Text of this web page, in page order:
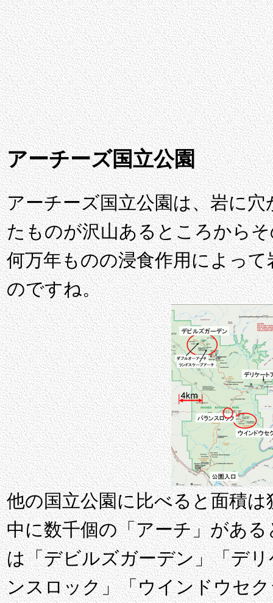
アーチーズ国立公園
アーチーズ国立公園は、岩に
たものが沢山あるところから
何万年ものの浸食作用によっ
のですね。
他の国立公園に比べると面積
中に数千個の「アーチ」があ
は「デビルズガーデン」「デ
ンスロック」「ウインドウセ